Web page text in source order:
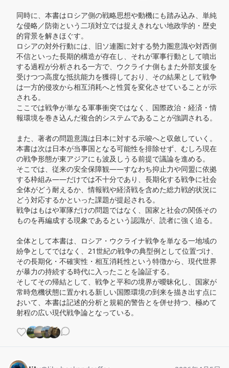
同時に、本書はロシア側の戦略思想や動機にも踏み込み、単純
な侵略／防衛という二項対立では捉えきれない地政学的・歴史
的背景を解きほぐす。
ロシアの対外行動には、旧ソ連圏に対する勢力圏意識や対西側
不信といった長期的構造が存在し、それが軍事行動として噴出
する過程が分析される一方で、ウクライナ側もまた外部支援を
受けつつ高度な抵抗能力を獲得しており、その結果として戦争
は一方的侵攻から相互消耗へと性質を変化させていることが示
される。
ここでは戦争が単なる軍事衝突ではなく、国際政治・経済・情
報環境を巻き込んだ複合的システムであることが強調される。
また、著者の問題意識は日本に対する示唆へと収斂していく。
本書は次は日本が当事国となる可能性を排除せず、むしろ現在
の戦争形態が東アジアにも波及しうる前提で議論を進める。
そこでは、従来の安全保障観――すなわち抑止力や同盟に依拠
する枠組み――だけでは不十分であり、長期化する戦争に社会
全体がどう耐えるか、情報戦や経済戦を含めた総力戦的状況に
どう対応するかといった課題が提起される。
戦争はもはや軍隊だけの問題ではなく、国家と社会の関係その
ものを再編成する現象であるという認識が、読者に強く迫る。
全体として本書は、ロシア・ウクライナ戦争を単なる一地域の
紛争としてではなく、21世紀の戦争の典型例として位置づけ、
その長期化・不確実性・相互消耗性という特徴から、現代世界
が暴力の持続する時代に入ったことを論証する。
そしてその帰結として、戦争と平和の境界が曖昧化し、国家が
常時危機状態に置かれる新しい国際環境の到来を描き出す点に
おいて、本書は記述的分析と規範的警告とを併せ持つ、極めて
射程の広い現代戦争論となっている。